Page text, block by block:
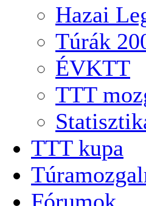
Hazai
Túrák
ÉVKTT
TTT
TTT kupa